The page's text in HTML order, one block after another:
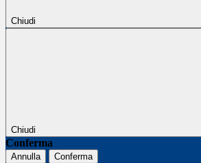
Chiudi
Chiudi
Conferma
Annulla Conferma